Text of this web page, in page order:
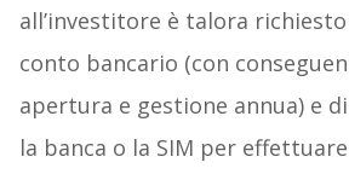
all’investitore è talora
conto bancario (con
apertura e gestione annua) e
la banca o la SIM per